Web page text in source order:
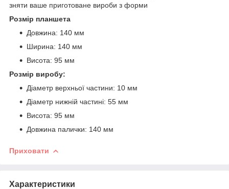
зняти ваше приготоване вироби з форми
Розмір планшета
Довжина: 140 мм
Ширина: 140 мм
Висота: 95 мм
Розмір виробу:
Діаметр верхньої частини: 10 мм
Діаметр нижній частині: 55 мм
Висота: 95 мм
Довжина палички: 140 мм
Приховати
Характеристики